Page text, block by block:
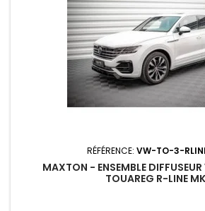
RÉFÉRENCE: VW-TO-3-
MAXTON - ENSEMBLE
TOUAREG R-LINE